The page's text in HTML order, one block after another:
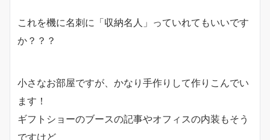
これを機に名刺に「収納名人」っていれてもいいです
か？？？
小さなお部屋ですが、かなり手作りして作りこんでい
ます！
ギフトショーのブースの記事やオフィスの内装もそう
ですけど